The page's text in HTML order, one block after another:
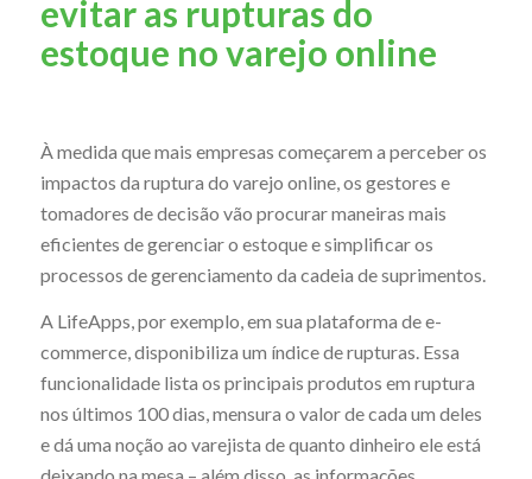
evitar as rupturas do
estoque no varejo online
À medida que mais empresas começarem a perceber os
impactos da ruptura do varejo online, os gestores e
tomadores de decisão vão procurar maneiras mais
eficientes de gerenciar o estoque e simplificar os
processos de gerenciamento da cadeia de suprimentos.
A LifeApps, por exemplo, em sua plataforma de e-
commerce, disponibiliza um índice de rupturas. Essa
funcionalidade lista os principais produtos em ruptura
nos últimos 100 dias, mensura o valor de cada um deles
e dá uma noção ao varejista de quanto dinheiro ele está